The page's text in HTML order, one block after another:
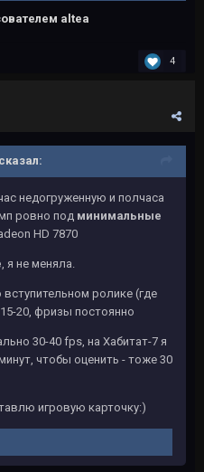
altea
4
сказал:
недогруженную и полчаса
ровно под минимальные
HD 7870
, я не меняла.
ролике (где
20, фризы постоянно
30-40 fps, на Хабитат-7 я
чтобы оценить - тоже 30
игровую карточку:)